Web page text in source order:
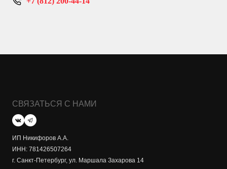
СВЯЗАТЬСЯ С НАМИ
ИП Никифоров А.А.
ИНН: 781426507264
г. Санкт-Петербург, ул. Маршала Захарова 14